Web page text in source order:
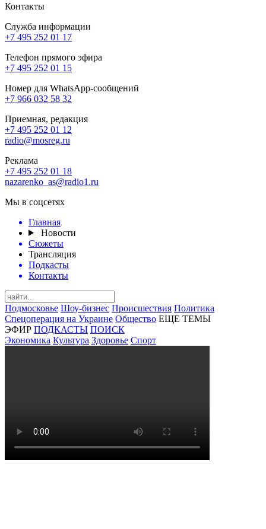
Контакты
Служба информации
+7 495 252 01 17
Телефон прямого эфира
+7 495 252 01 15
Номер для WhatsApp-сообщений
+7 966 032 58 32
Приемная, редакция
+7 495 252 01 12
radio@mosreg.ru
Реклама
+7 495 252 01 18
nazarenko_as@radio1.ru
Мы в соцсетях
Главная
Новости
Сюжеты
Трансляция
Подкасты
Контакты
Подмосковье Шоу-бизнес Происшествия Политика
Спецоперация на Украине Общество ЕЩЕ ТЕМЫ
ЭФИР ПОДКАСТЫ ПОИСК
Экономика Культура Здоровье Спорт